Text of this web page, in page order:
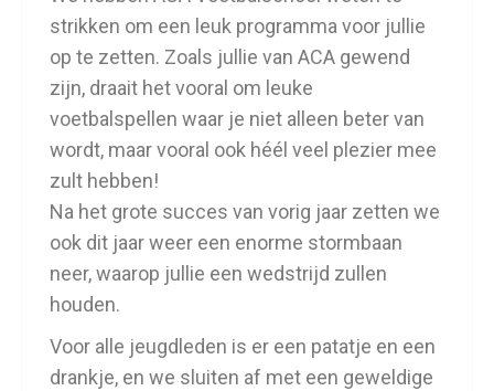
strikken om een leuk programma voor jullie
op te zetten. Zoals jullie van ACA gewend
zijn, draait het vooral om leuke
voetbalspellen waar je niet alleen beter van
wordt, maar vooral ook héél veel plezier mee
zult hebben!
Na het grote succes van vorig jaar zetten we
ook dit jaar weer een enorme stormbaan
neer, waarop jullie een wedstrijd zullen
houden.
Voor alle jeugdleden is er een patatje en een
drankje, en we sluiten af met een geweldige